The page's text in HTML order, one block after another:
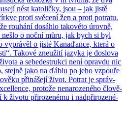
nést ka­to­lič­ky, jsou – jak jistě
proti svě­ce­ní žen a proti po­tra­tu.
rou­há­ní do­sáh­lo ta­ko­vé­to úrov­ně,
o noční můru, jak bych si byl
vy­prá­věl o jisté Ka­na­ďan­ce, která o
Ta­ko­vé zne­u­ži­tí ja­zy­ka je do­slo­va
a se­be­de­struk­ci není oprav­du nic
stej­ně jako na ďáblu po jeho vzpou­ře
při­ná­še­jí život. Po­trat je správ­
pro­to­že ne­na­ro­ze­né­ho člo­vě­
k ži­vo­tu při­ro­ze­né­mu i nad­při­ro­ze­né­